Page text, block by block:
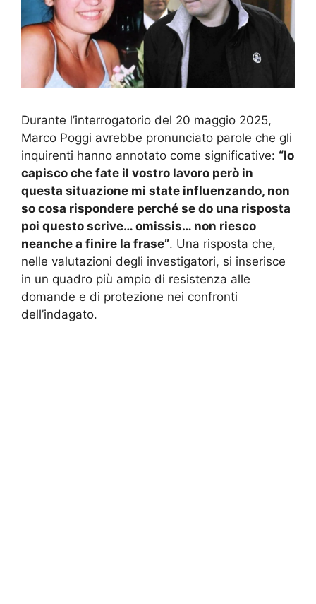
Durante l’interrogatorio del 20 maggio 2025,
Marco Poggi avrebbe pronunciato parole che gli
inquirenti hanno annotato come significative: “Io
capisco che fate il vostro lavoro però in
questa situazione mi state influenzando, non
so cosa rispondere perché se do una risposta
poi questo scrive… omissis… non riesco
neanche a finire la frase”. Una risposta che,
nelle valutazioni degli investigatori, si inserisce
in un quadro più ampio di resistenza alle
domande e di protezione nei confronti
dell’indagato.